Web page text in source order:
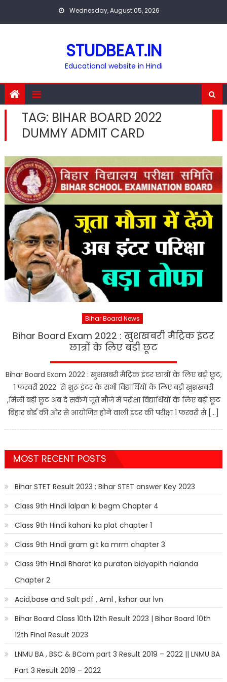
Wednesday, August 05, 2026
STUDBEAT.IN
Educational website in Hindi
TAG: BIHAR BOARD 2022
DUMMY ADMIT CARD
Bihar Board News
Bihar Board Exam 2022 : खुशखबरी मैट्रिक इंटर
छात्रों के लिए बड़ी छूट
Bihar Board Exam 2022 : खुशखबरी मैट्रिक इंटर छात्रों के लिए बड़ी छूट,
1 फरवरी 2022 से शुरू इंटर के सभी विद्यार्थियों के लिए बड़ी खुशखबरी
,मिली बड़ी छूट अब दे सकेंगे जूते मौजे में परीक्षा विद्यार्थियों के लिए बड़ी छूट
बिहार बोर्ड की ओर से आयोजित होने वाली इंटर की परीक्षा 1 फरवरी से […]
MOST RECENT POSTS
Bihar STET Result 2023 ; Bihar STET answer Key 2023
Class 9th Hindi lalpan ki begm Chapter 4
Class 9th Hindi kahani ka plat chapter 1
Class 9th Hindi gram git ka mrm chapter 3
Class 9th Hindi Bharat ka puratan bidyapith nalanda
Chapter 2
Acid,base and Salt pdf , Aml , kshar aur lvn
Bihar Board Class 10th 12th Result 2023 | Bihar Board 10th
12th Final Result 2023
LNMU BA , BSC & BCom part 3 Result 2019 – 2022 || LNMU BA
Part 3 Result 2019 – 2022